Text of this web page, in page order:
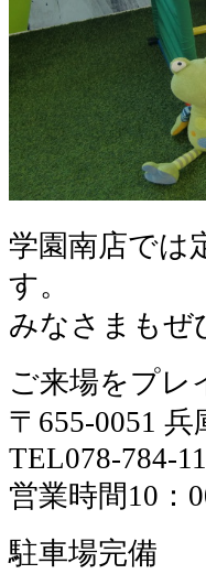
学園南店では
す。
みなさまもぜ
ご来場をプレ
〒655-0051
TEL078-784-
営業時間10：
駐車場完備